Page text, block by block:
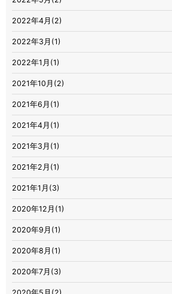
2022年4月(2)
2022年3月(1)
2022年1月(1)
2021年10月(2)
2021年6月(1)
2021年4月(1)
2021年3月(1)
2021年2月(1)
2021年1月(3)
2020年12月(1)
2020年9月(1)
2020年8月(1)
2020年7月(3)